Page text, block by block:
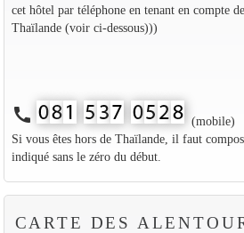
cet hôtel par téléphone en tenant en compte
Thaïlande (voir ci-dessous)))
call
(mobile)
Si vous êtes hors de Thaïlande, il faut
indiqué sans le zéro du début.
CARTE DES